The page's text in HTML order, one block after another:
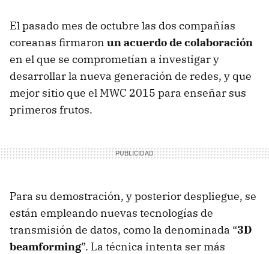
El pasado mes de octubre las dos compañías
coreanas firmaron un acuerdo de colaboración
en el que se comprometían a investigar y
desarrollar la nueva generación de redes, y que
mejor sitio que el MWC 2015 para enseñar sus
primeros frutos.
Para su demostración, y posterior despliegue, se
están empleando nuevas tecnologías de
transmisión de datos, como la denominada “3D
beamforming”. La técnica intenta ser más